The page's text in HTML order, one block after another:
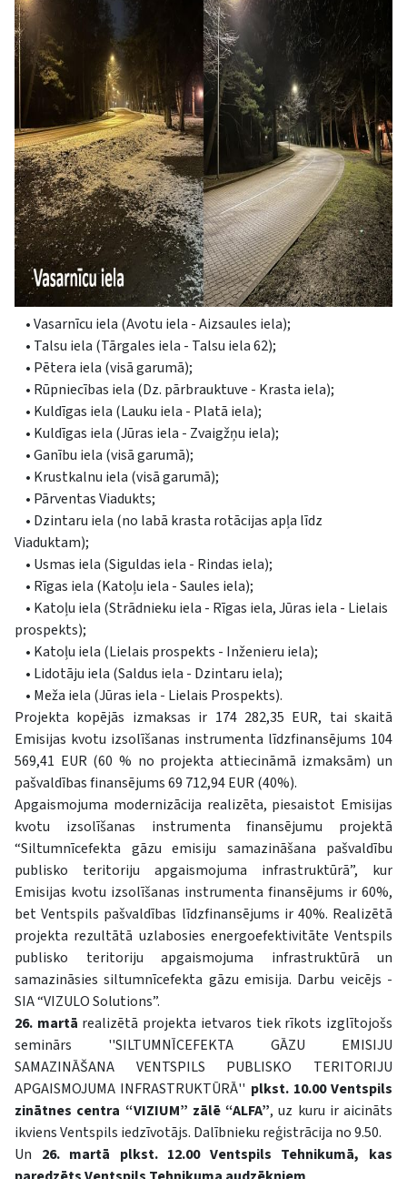
• Vasarnīcu iela (Avotu iela - Aizsaules iela);
• Talsu iela (Tārgales iela - Talsu iela 62);
• Pētera iela (visā garumā);
• Rūpniecības iela (Dz. pārbrauktuve - Krasta iela);
• Kuldīgas iela (Lauku iela - Platā iela);
• Kuldīgas iela (Jūras iela - Zvaigžņu iela);
• Ganību iela (visā garumā);
• Krustkalnu iela (visā garumā);
• Pārventas Viadukts;
• Dzintaru iela (no labā krasta rotācijas apļa līdz
Viaduktam);
• Usmas iela (Siguldas iela - Rindas iela);
• Rīgas iela (Katoļu iela - Saules iela);
• Katoļu iela (Strādnieku iela - Rīgas iela, Jūras iela - Lielais
prospekts);
• Katoļu iela (Lielais prospekts - Inženieru iela);
• Lidotāju iela (Saldus iela - Dzintaru iela);
• Meža iela (Jūras iela - Lielais Prospekts).
Projekta kopējās izmaksas ir 174 282,35 EUR, tai skaitā
Emisijas kvotu izsolīšanas instrumenta līdzfinansējums 104
569,41 EUR (60 % no projekta attiecināmā izmaksām) un
pašvaldības finansējums 69 712,94 EUR (40%).
Apgaismojuma modernizācija realizēta, piesaistot Emisijas
kvotu izsolīšanas instrumenta finansējumu projektā
“Siltumnīcefekta gāzu emisiju samazināšana pašvaldību
publisko teritoriju apgaismojuma infrastruktūrā”, kur
Emisijas kvotu izsolīšanas instrumenta finansējums ir 60%,
bet Ventspils pašvaldības līdzfinansējums ir 40%. Realizētā
projekta rezultātā uzlabosies energoefektivitāte Ventspils
publisko teritoriju apgaismojuma infrastruktūrā un
samazināsies siltumnīcefekta gāzu emisija. Darbu veicējs -
SIA “VIZULO Solutions”.
26. martā realizētā projekta ietvaros tiek rīkots izglītojošs
seminārs ''SILTUMNĪCEFEKTA GĀZU EMISIJU
SAMAZINĀŠANA VENTSPILS PUBLISKO TERITORIJU
APGAISMOJUMA INFRASTRUKTŪRĀ'' plkst. 10.00 Ventspils
zinātnes centra “VIZIUM” zālē “ALFA”, uz kuru ir aicināts
ikviens Ventspils iedzīvotājs. Dalībnieku reģistrācija no 9.50.
Un 26. martā plkst. 12.00 Ventspils Tehnikumā, kas